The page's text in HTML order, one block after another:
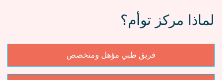
لماذا مركز توأم؟
فريق طبي مؤهل ومتخصص